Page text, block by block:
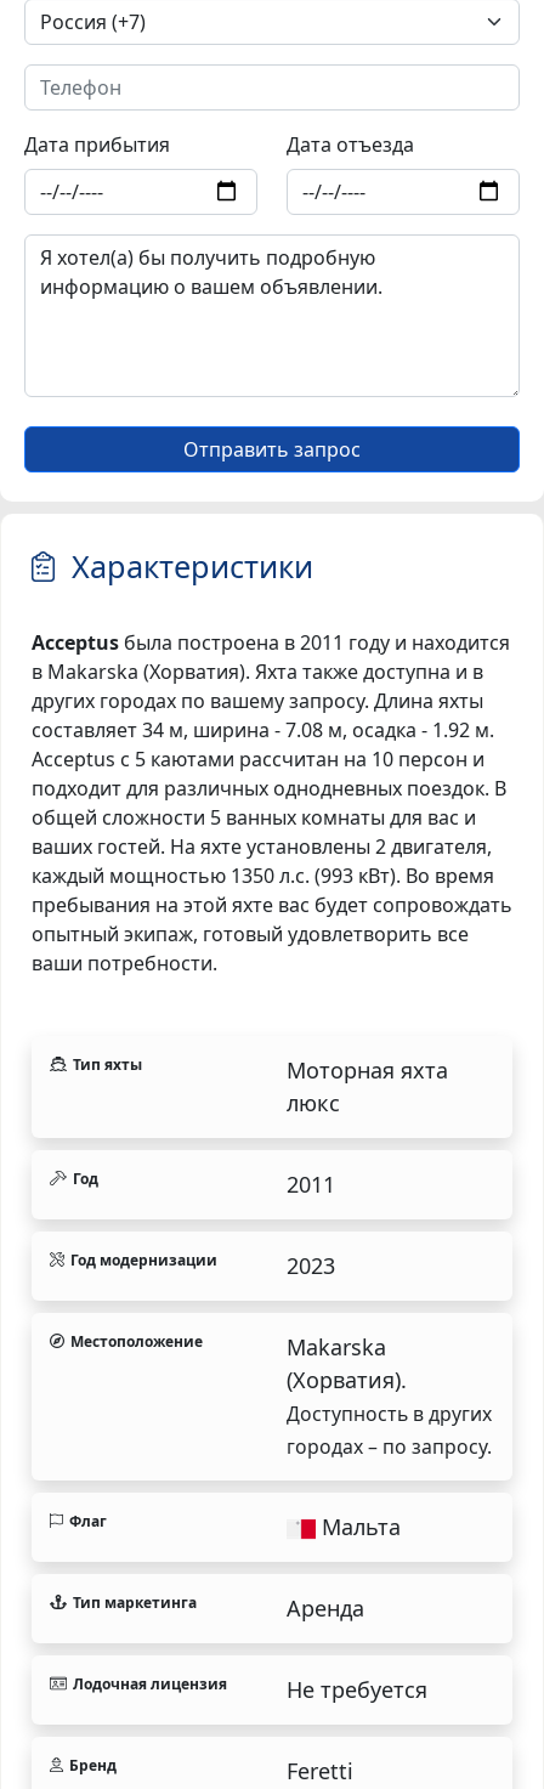
Дата прибытия Дата отъезда
Отправить запрос
Характеристики
Acceptus была построена в 2011 году и находится
в Makarska (Хорватия). Яхта также доступна и в
других городах по вашему запросу. Длина яхты
составляет 34 м, ширина - 7.08 м, осадка - 1.92 м.
Acceptus с 5 каютами рассчитан на 10 персон и
подходит для различных однодневных поездок. В
общей сложности 5 ванных комнаты для вас и
ваших гостей. На яхте установлены 2 двигателя,
каждый мощностью 1350 л.с. (993 кВт). Во время
пребывания на этой яхте вас будет сопровождать
опытный экипаж, готовый удовлетворить все
ваши потребности.
Тип яхты
Моторная яхта
люкс
Год 2011
Год модернизации 2023
Местоположение
Makarska
(Хорватия).
Доступность в других
городах – по запросу.
Флаг Мальта
Тип маркетинга Аренда
Лодочная лицензия Не требуется
Бренд Feretti